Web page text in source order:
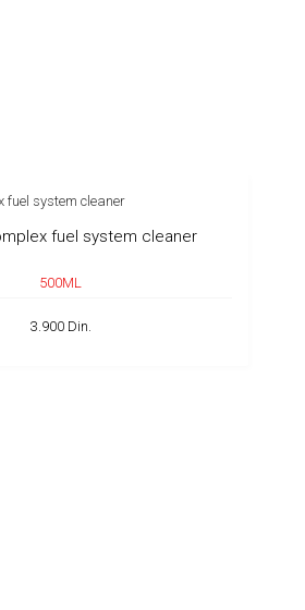
fuel system cleaner
500ML
3.900 Din.